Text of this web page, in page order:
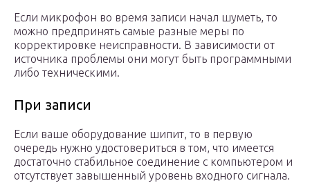
Если микрофон во время записи начал шуметь, то
можно предпринять самые разные меры по
корректировке неисправности. В зависимости от
источника проблемы они могут быть программными
либо техническими.
При записи
Если ваше оборудование шипит, то в первую
очередь нужно удостовериться в том, что имеется
достаточно стабильное соединение с компьютером и
отсутствует завышенный уровень входного сигнала.